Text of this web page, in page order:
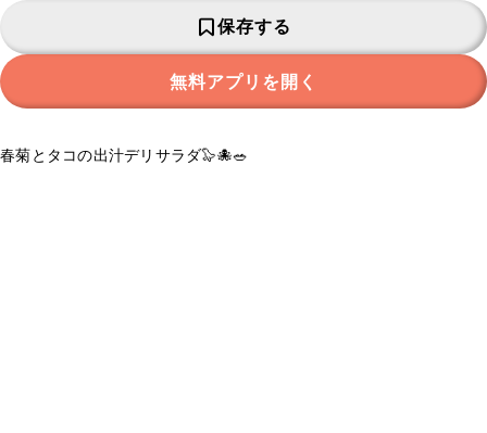
保存する
無料アプリを開く
春菊とタコの出汁デリサラダ🦭🐙🥗